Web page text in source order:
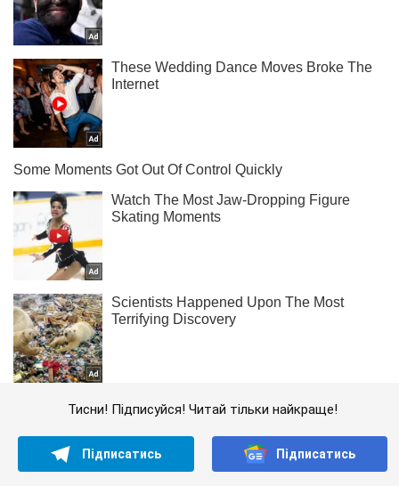
Тисни! Підписуйся! Читай тільки найкраще!
Підписатись Підписатись